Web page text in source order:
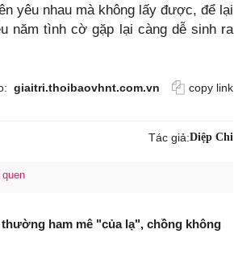
yêu nhau mà không lấy được, để lại
năm tình cờ gặp lại càng dễ sinh ra
giaitri.thoibaovhnt.com.vn copy link
Tác giả:Diệp Chi
ham mê "của lạ", chồng không